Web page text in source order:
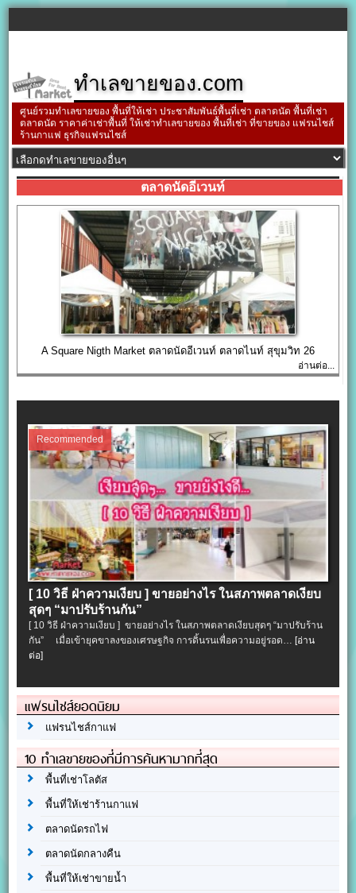
ทำเลขายของ.com
ศูนย์รวมทำเลขายของ พื้นที่ให้เช่า ประชาสัมพันธ์พื้นที่เช่า ตลาดนัด พื้นที่เช่า
ตลาดนัด ราคาค่าเช่าพื้นที่ ให้เช่าทำเลขายของ พื้นที่เช่า ที่ขายของ แฟรนไชส์
ร้านกาแฟ ธุรกิจแฟรนไชส์
ตลาดนัดอีเวนท์
A Square Nigth Market ตลาดนัดอีเวนท์ ตลาดไนท์ สุขุมวิท 26
อ่านต่อ...
Recommended
[ 10 วิธี ฝ่าความเงียบ ] ขายอย่างไร ในสภาพตลาดเงียบ
สุดๆ “มาปรับร้านกัน”
[ 10 วิธี ฝ่าความเงียบ ] ขายอย่างไร ในสภาพตลาดเงียบสุดๆ “มาปรับร้าน
กัน” เมื่อเข้ายุคขาลงของเศรษฐกิจ การดิ้นรนเพื่อความอยู่รอด…[อ่าน
ต่อ]
แฟรนไชส์ยอดนิยม
แฟรนไชส์กาแฟ
10 ทำเลขายของที่มีการค้นหามากที่สุด
พื้นที่เช่าโลตัส
พื้นที่ให้เช่าร้านกาแฟ
ตลาดนัดรถไฟ
ตลาดนัดกลางคืน
พื้นที่ให้เช่าขายน้ำ